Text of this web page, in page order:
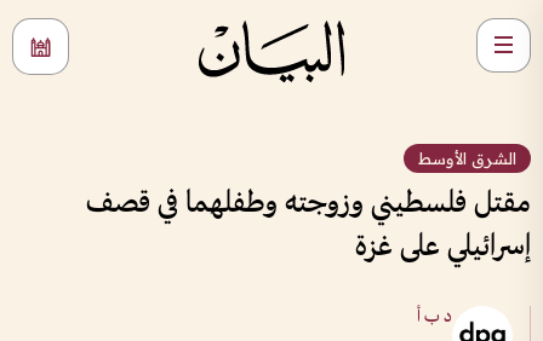
الشرق الأوسط
مقتل فلسطيني وزوجته وطفلهما في قصف
إسرائيلي على غزة
د ب أ